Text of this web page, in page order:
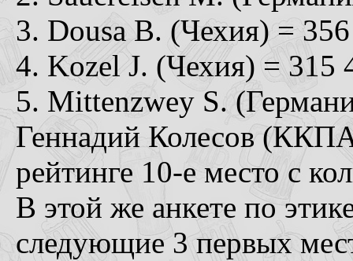
3. Dousa В. (Чехия) =
4. Kozel J. (Чехия) = 315
5. Mittenzwey S.
Геннадий Колесов
рейтинге 10-е место с
В этой же анкете по
следующие 3 первых